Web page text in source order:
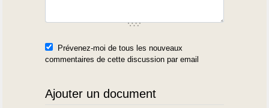
Prévenez-moi de tous les nouveaux
commentaires de cette discussion par email
Ajouter un document